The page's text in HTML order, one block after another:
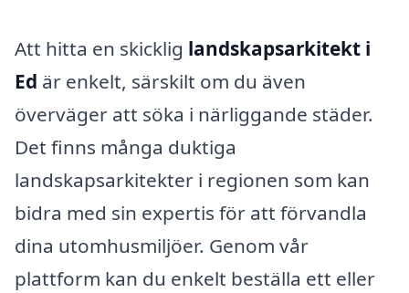
Att hitta en skicklig landskapsarkitekt i
Ed är enkelt, särskilt om du även
överväger att söka i närliggande städer.
Det finns många duktiga
landskapsarkitekter i regionen som kan
bidra med sin expertis för att förvandla
dina utomhusmiljöer. Genom vår
plattform kan du enkelt beställa ett eller